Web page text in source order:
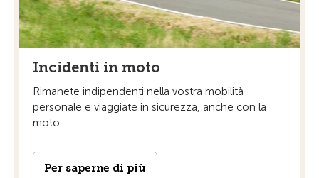
Incidenti in moto
Rimanete indipendenti nella vostra mobilità
personale e viaggiate in sicurezza, anche con la
moto.
Per saperne di più